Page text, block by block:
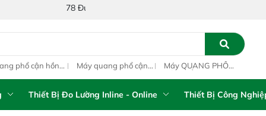
78 Đường Số 1A, Khu Phố 4, Phường Bình Tân, Thành phố Hồ
phổ cận hồng
Máy quang phổ cận
NIR Analyzer
Máy QUANG PHỔ
Vista-R
Thiết Bị Đo Lường Inline - Online Thiết Bị Công